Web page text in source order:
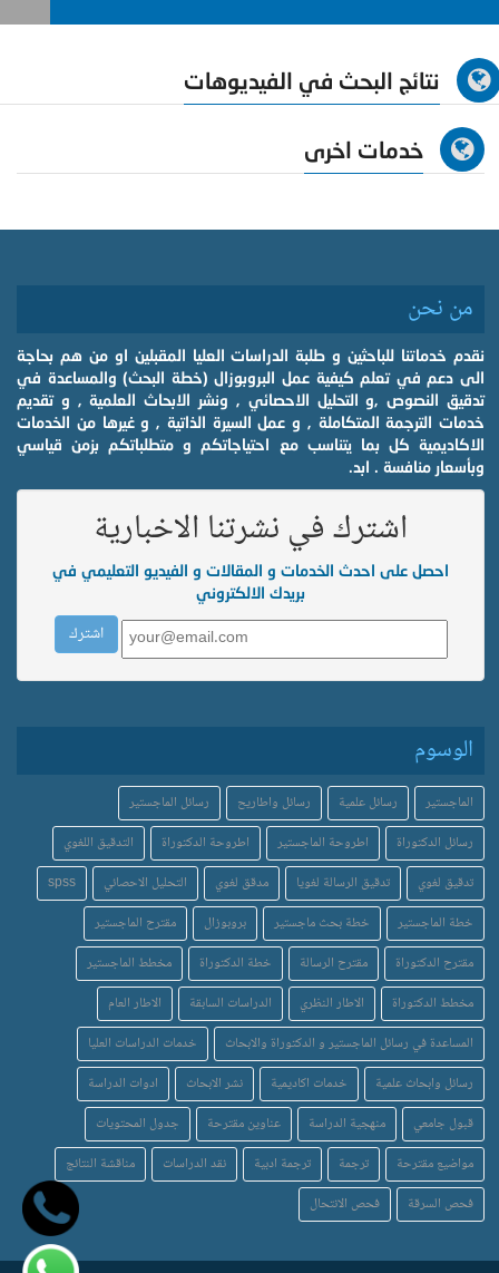
نتائج البحث في الفيديوهات
خدمات اخرى
من نحن
نقدم خدماتنا للباحثين و طلبة الدراسات العليا المقبلين او من هم بحاجة
الى دعم في تعلم كيفية عمل البروبوزال (خطة البحث) والمساعدة في
تدقيق النصوص ,و التحليل الاحصائي , ونشر الابحاث العلمية , و تقديم
خدمات الترجمة المتكاملة , و عمل السيرة الذاتية , و غيرها من الخدمات
الاكاديمية كل بما يتناسب مع احتياجاتكم و متطلباتكم بزمن قياسي
وبأسعار منافسة . ابد.
اشترك في نشرتنا الاخبارية
احصل على احدث الخدمات و المقالات و الفيديو التعليمي في
بريدك الالكتروني
الوسوم
الماجستير رسائل علمية رسائل واطاريح
رسائل الماجستير
رسائل الدكتوراة
اطروحة الماجستير اطروحة الدكتوراة
التدقيق اللغوي
تدقيق لغوي
تدقيق الرسالة لغويا مدقق لغوي التحليل الاحصائي
spss
خطة الماجستير
خطة بحث ماجستير بروبوزال
مقترح الماجستير
مقترح الدكتوراة
مقترح الرسالة خطة الدكتوراة
مخطط الماجستير
مخطط الدكتوراة
الاطار النظري الدراسات السابقة
الاطار العام
المساعدة في رسائل الماجستير و الدكتوراة والابحاث
خدمات الدراسات العليا
رسائل وابحاث علمية
خدمات اكاديمية نشر الابحاث
ادوات الدراسة
قبول جامعي
منهجية الدراسة عناوين مقترحة
جدول المحتويات
مواضيع مقترحة
ترجمة ترجمة ادبية نقد الدراسات
مناقشة النتائج
فحص السرقة
فحص الانتحال